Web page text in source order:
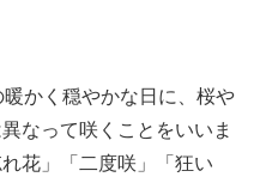
かく穏やかな日に、桜や
なって咲くことをいいま
花」「二度咲」「狂い